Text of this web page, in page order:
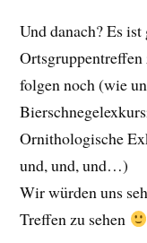
Und danach? Es
Ortsgruppentreffen
folgen noch (wie
Ornithologische
und, und, und…)
Wir würden uns
Treffen zu sehen